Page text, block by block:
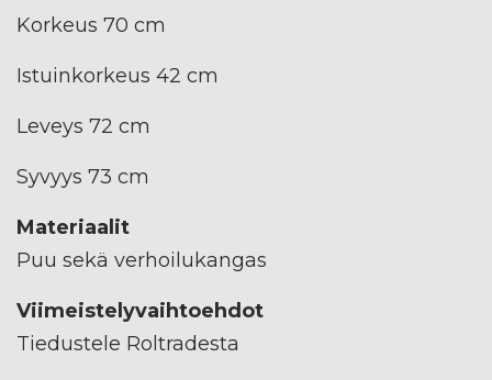
Korkeus 70 cm
Istuinkorkeus 42 cm
Leveys 72 cm
Syvyys 73 cm
Materiaalit
Puu sekä verhoilukangas
Viimeistelyvaihtoehdot
Tiedustele Roltradesta